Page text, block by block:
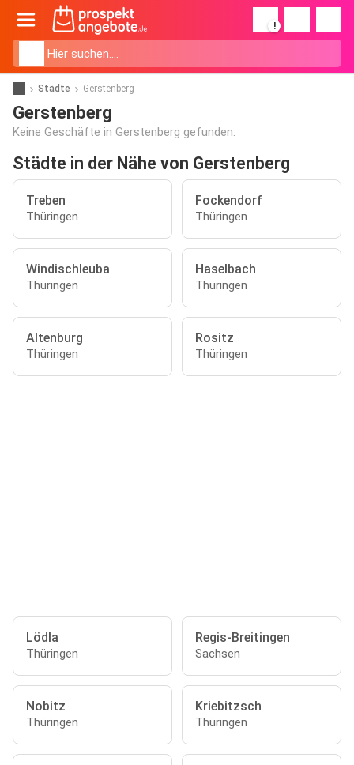
!
Städte Gerstenberg
Gerstenberg
Keine Geschäfte in Gerstenberg gefunden.
Städte in der Nähe von Gerstenberg
Treben
Thüringen
Fockendorf
Thüringen
Windischleuba
Thüringen
Haselbach
Thüringen
Altenburg
Thüringen
Rositz
Thüringen
Lödla
Thüringen
Regis-Breitingen
Sachsen
Nobitz
Thüringen
Kriebitzsch
Thüringen